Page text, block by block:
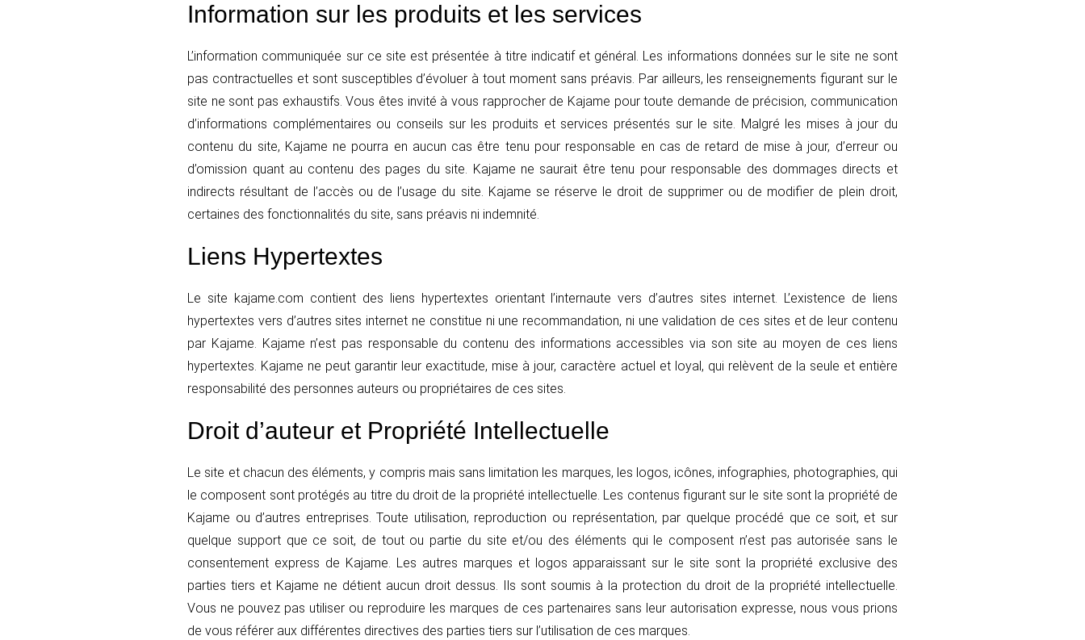
Information sur les produits et les services
L’information communiquée sur ce site est présentée à titre indicatif et général. Les informations données sur le site ne sont
pas contractuelles et sont susceptibles d’évoluer à tout moment sans préavis. Par ailleurs, les renseignements figurant sur le
site ne sont pas exhaustifs. Vous êtes invité à vous rapprocher de Kajame pour toute demande de précision, communication
d’informations complémentaires ou conseils sur les produits et services présentés sur le site. Malgré les mises à jour du
contenu du site, Kajame ne pourra en aucun cas être tenu pour responsable en cas de retard de mise à jour, d’erreur ou
d’omission quant au contenu des pages du site. Kajame ne saurait être tenu pour responsable des dommages directs et
indirects résultant de l’accès ou de l’usage du site. Kajame se réserve le droit de supprimer ou de modifier de plein droit,
certaines des fonctionnalités du site, sans préavis ni indemnité.
Liens Hypertextes
Le site kajame.com contient des liens hypertextes orientant l’internaute vers d’autres sites internet. L’existence de liens
hypertextes vers d’autres sites internet ne constitue ni une recommandation, ni une validation de ces sites et de leur contenu
par Kajame. Kajame n’est pas responsable du contenu des informations accessibles via son site au moyen de ces liens
hypertextes. Kajame ne peut garantir leur exactitude, mise à jour, caractère actuel et loyal, qui relèvent de la seule et entière
responsabilité des personnes auteurs ou propriétaires de ces sites.
Droit d’auteur et Propriété Intellectuelle
Le site et chacun des éléments, y compris mais sans limitation les marques, les logos, icônes, infographies, photographies, qui
le composent sont protégés au titre du droit de la propriété intellectuelle. Les contenus figurant sur le site sont la propriété de
Kajame ou d’autres entreprises. Toute utilisation, reproduction ou représentation, par quelque procédé que ce soit, et sur
quelque support que ce soit, de tout ou partie du site et/ou des éléments qui le composent n’est pas autorisée sans le
consentement express de Kajame. Les autres marques et logos apparaissant sur le site sont la propriété exclusive des
parties tiers et Kajame ne détient aucun droit dessus. Ils sont soumis à la protection du droit de la propriété intellectuelle.
Vous ne pouvez pas utiliser ou reproduire les marques de ces partenaires sans leur autorisation expresse, nous vous prions
de vous référer aux différentes directives des parties tiers sur l’utilisation de ces marques.